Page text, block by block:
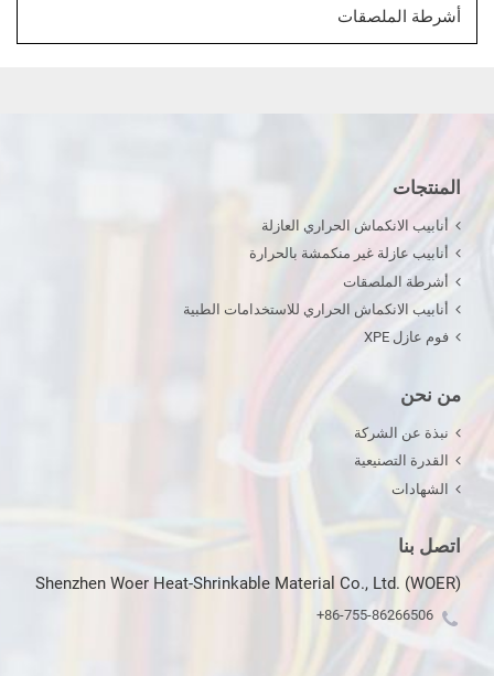
أشرطة الملصقات
المنتجات
أنابيب الانكماش الحراري العازلة
أنابيب عازلة غير منكمشة بالحرارة
أشرطة الملصقات
أنابيب الانكماش الحراري للاستخدامات الطبية
فوم عازل XPE
من نحن
نبذة عن الشركة
القدرة التصنيعية
الشهادات
اتصل بنا
Shenzhen Woer Heat-Shrinkable Material Co., Ltd. (WOER)
+86-755-86266506